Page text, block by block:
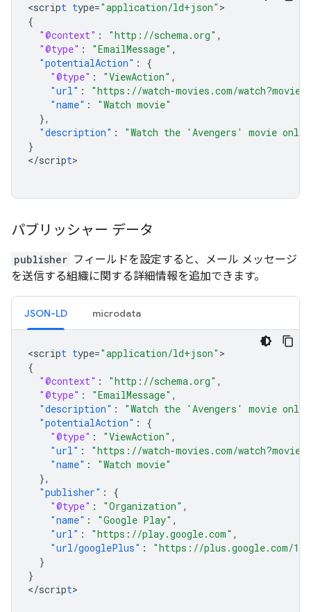
<script type="application/ld+json"
{
"@context" : "http://schema.org" ,
"@type" : "EmailMessage" ,
"potentialAction" :
{
"@type" : "ViewAction" ,
"url" :
"https://watch-movies.com/
"name" :
"Watch movie"
},
"description" :
"Watch the 'Avengers' movie
}
</script>
パブリッシャー データ
publisher フィールドを設定すると、メール メッセージ
を送信する組織に関する詳細情報を追加できます。
JSON-LD microdata
<script type="application/ld+json"
{
"@context" : "http://schema.org" ,
"@type" : "EmailMessage" ,
"description" :
"Watch the 'Avengers' movie
"potentialAction" :
{
"@type" : "ViewAction" ,
"url" :
"https://watch-movies.com/
"name" :
"Watch movie"
},
"publisher" :
{
"@type" : "Organization" ,
"name" : "Google Play" ,
"url" : "https://play.google.com" ,
"url/googlePlus" :
"https://plus.google.com/
}
}
</script>